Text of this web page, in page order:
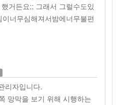
거든요;; 그래서 그럴수도있
너무심해져서밤에너무불편
리자입니다.
망막을 보기 위해 시행하는